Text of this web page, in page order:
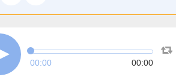
00:00 00:00